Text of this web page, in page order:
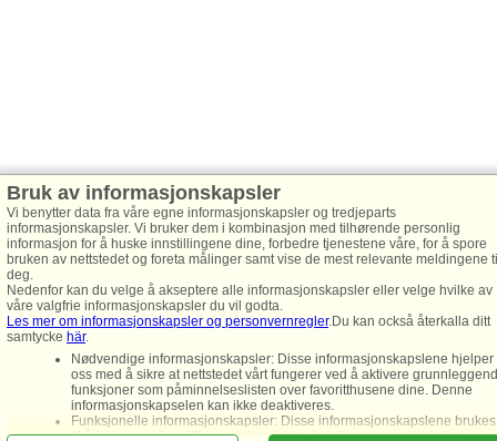
Bruk av informasjonskapsler
Vi benytter data fra våre egne informasjonskapsler og tredjeparts
informasjonskapsler. Vi bruker dem i kombinasjon med tilhørende personlig
informasjon for å huske innstillingene dine, forbedre tjenestene våre, for å spore
bruken av nettstedet og foreta målinger samt vise de mest relevante meldingene
deg.
Nedenfor kan du velge å akseptere alle informasjonskapsler eller velge hvilke av
våre valgfrie informasjonskapsler du vil godta.
Les mer om informasjonskapsler og personvernregler.Du kan också återkalla ditt
samtycke här.
Nødvendige informasjonskapsler: Disse informasjonskapslene hjelper
oss med å sikre at nettstedet vårt fungerer ved å aktivere
funksjoner som påminnelseslisten over favoritthusene dine. Denne
informasjonskapselen kan ikke deaktiveres.
Funksjonelle informasjonskapsler: Disse informasjonskapslene brukes
til å lagre søkeinnstillingene dine, f.eks. Antall personer, kjæledyr,